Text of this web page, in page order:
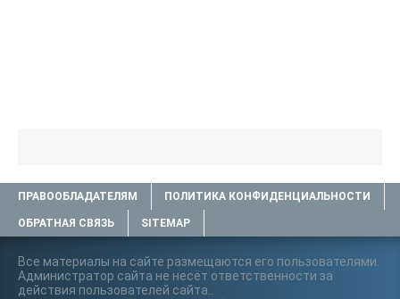
ПРАВООБЛАДАТЕЛЯМ ПОЛИТИКА КОНФИДЕНЦИАЛЬНОСТИ
ОБРАТНАЯ СВЯЗЬ SITEMAP
Все материалы на сайте размещаются его пользователями.
Администратор сайта не несёт ответственности за
действия пользователей сайта..